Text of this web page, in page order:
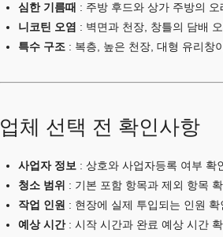
심한 기름때 : 주방 후드와 상가 주방의 오
니코틴 오염 : 벽면과 천장, 창틀의 담배
특수 구조 : 복층, 높은 천장, 대형 유리창
업체 선택 전 확인사항
사업자 정보 : 상호와 사업자등록 여부 확
청소 범위 : 기본 포함 항목과 제외 항목
작업 인원 : 현장에 실제 투입되는 인원 확
예상 시간: 시작 시간과 완료 예상 시간